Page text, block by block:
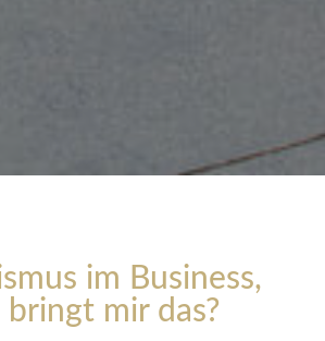
im Business,
bringt mir das?